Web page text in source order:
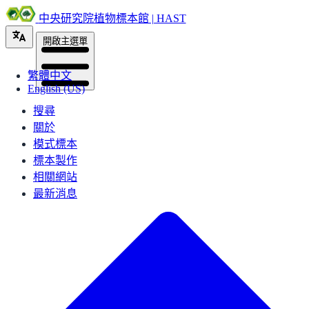
中央研究院植物標本館 | HAST
繁體中文
English (US)
開啟主選單
搜尋
關於
模式標本
標本製作
相關網站
最新消息